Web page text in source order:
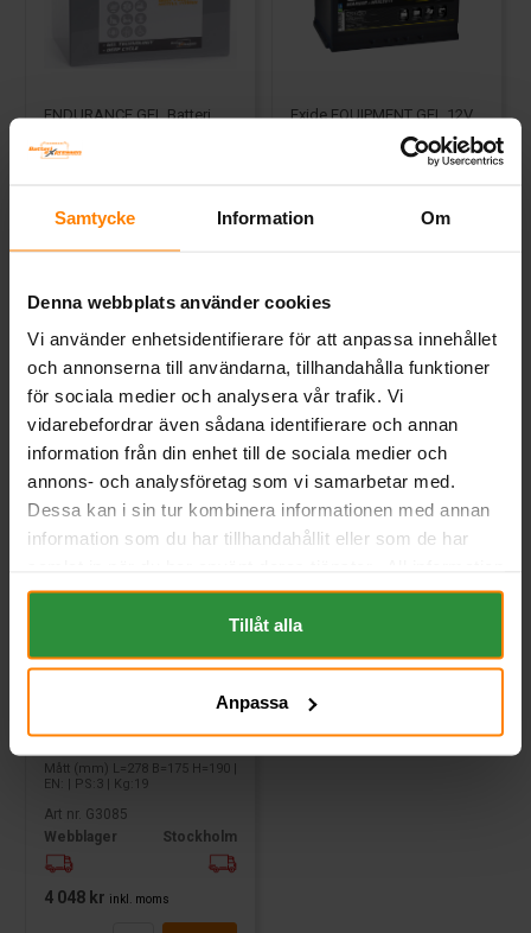
Samtycke Information Om
Denna webbplats använder cookies
Vi använder enhetsidentifierare för att anpassa innehållet
och annonserna till användarna, tillhandahålla funktioner
för sociala medier och analysera vår trafik. Vi
vidarebefordrar även sådana identifierare och annan
information från din enhet till de sociala medier och
annons- och analysföretag som vi samarbetar med.
Dessa kan i sin tur kombinera informationen med annan
information som du har tillhandahållit eller som de har
om "Cookies" och ditt val finner du på vår Cookie sida
längst ner i "footern" på sidan.
Tillåt alla
Anpassa
ENDURANCE GEL Batteri
BATTERIEXPRESSEN
Art nr. G3100
Webblager
Stockholm
5 981 krinkl. moms
Exide EQUIPMENT GEL 12V
EXIDE Technologies
Art nr. ES650
3 657 kr
Köp
Sonnenschein Gel 12V 55Ah
SONNENSCHEIN
Mått (mm) L=278 B=175 H=190 |
EN: | PS:3 | Kg:19
Art nr. G3085
Webblager
Stockholm
4 048 kr inkl. moms